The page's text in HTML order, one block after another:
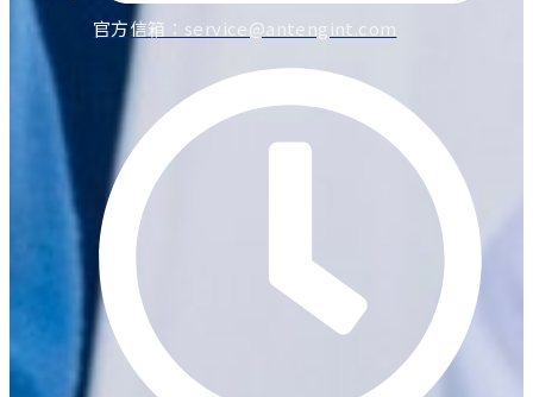
官方信箱： service@antengint.com